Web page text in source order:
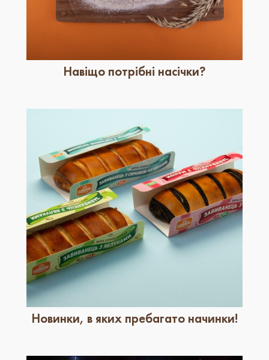
Навіщо потрібні насічки?
Новинки, в яких пребагато начинки!